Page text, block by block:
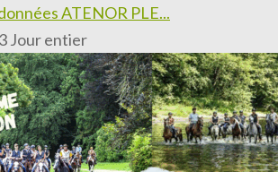
ATENOR PLE...
Jour entier